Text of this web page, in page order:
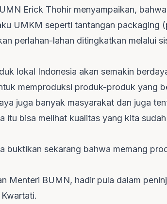
Erick Thohir menyampaikan,
UMKM seperti tantangan packaging
perlahan-lahan ditingkatkan melalui
lokal Indonesia akan semakin
memproduksi produk-produk yang
juga banyak masyarakat dan juga
itu bisa melihat kualitas yang kita
buktikan sekarang bahwa memang
Menteri BUMN, hadir pula dalam